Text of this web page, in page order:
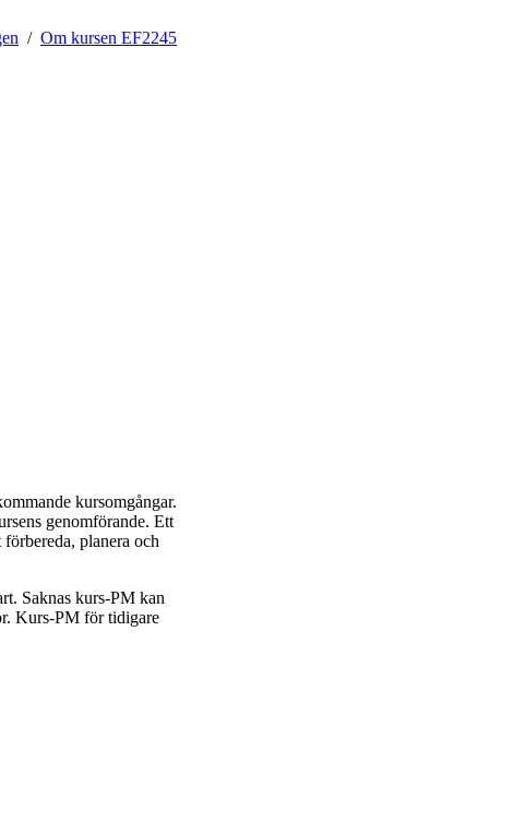
Om kursen EF2245
kursomgångar.
genomförande. Ett
planera och
Saknas kurs-PM kan
Kurs-PM för tidigare